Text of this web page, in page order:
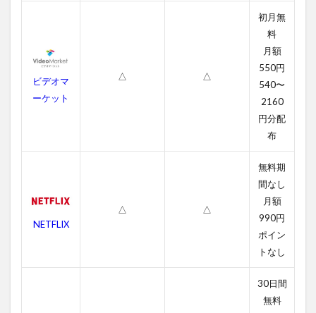
品情
報
4.1
ビュ
想
4.2
ビデオマ
ーケット
△ △
初月無
料
月額
550円
540〜
2160
円分配
布
NETFLIX
△ △
無料期
間なし
月額
990円
ポイン
トなし
30日間
無料